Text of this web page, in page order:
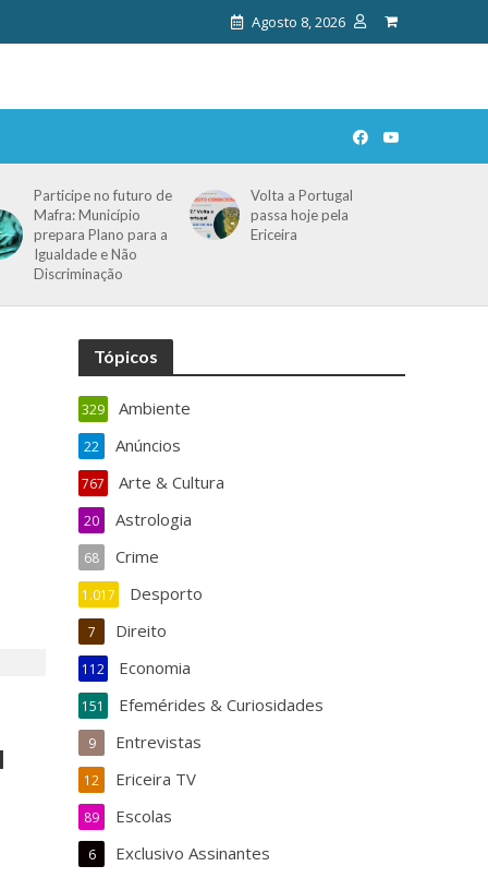
Agosto 8, 2026
Participe no futuro de
Mafra: Município
prepara Plano para a
Igualdade e Não
Discriminação
Volta a Portugal
passa hoje pela
Ericeira
Tópicos
Ambiente
329
Anúncios
22
Arte & Cultura
767
Astrologia
20
Crime
68
Desporto
1.017
Direito
7
Economia
112
Efemérides & Curiosidades
151
Entrevistas
9
Ericeira TV
12
Escolas
89
Exclusivo Assinantes
6